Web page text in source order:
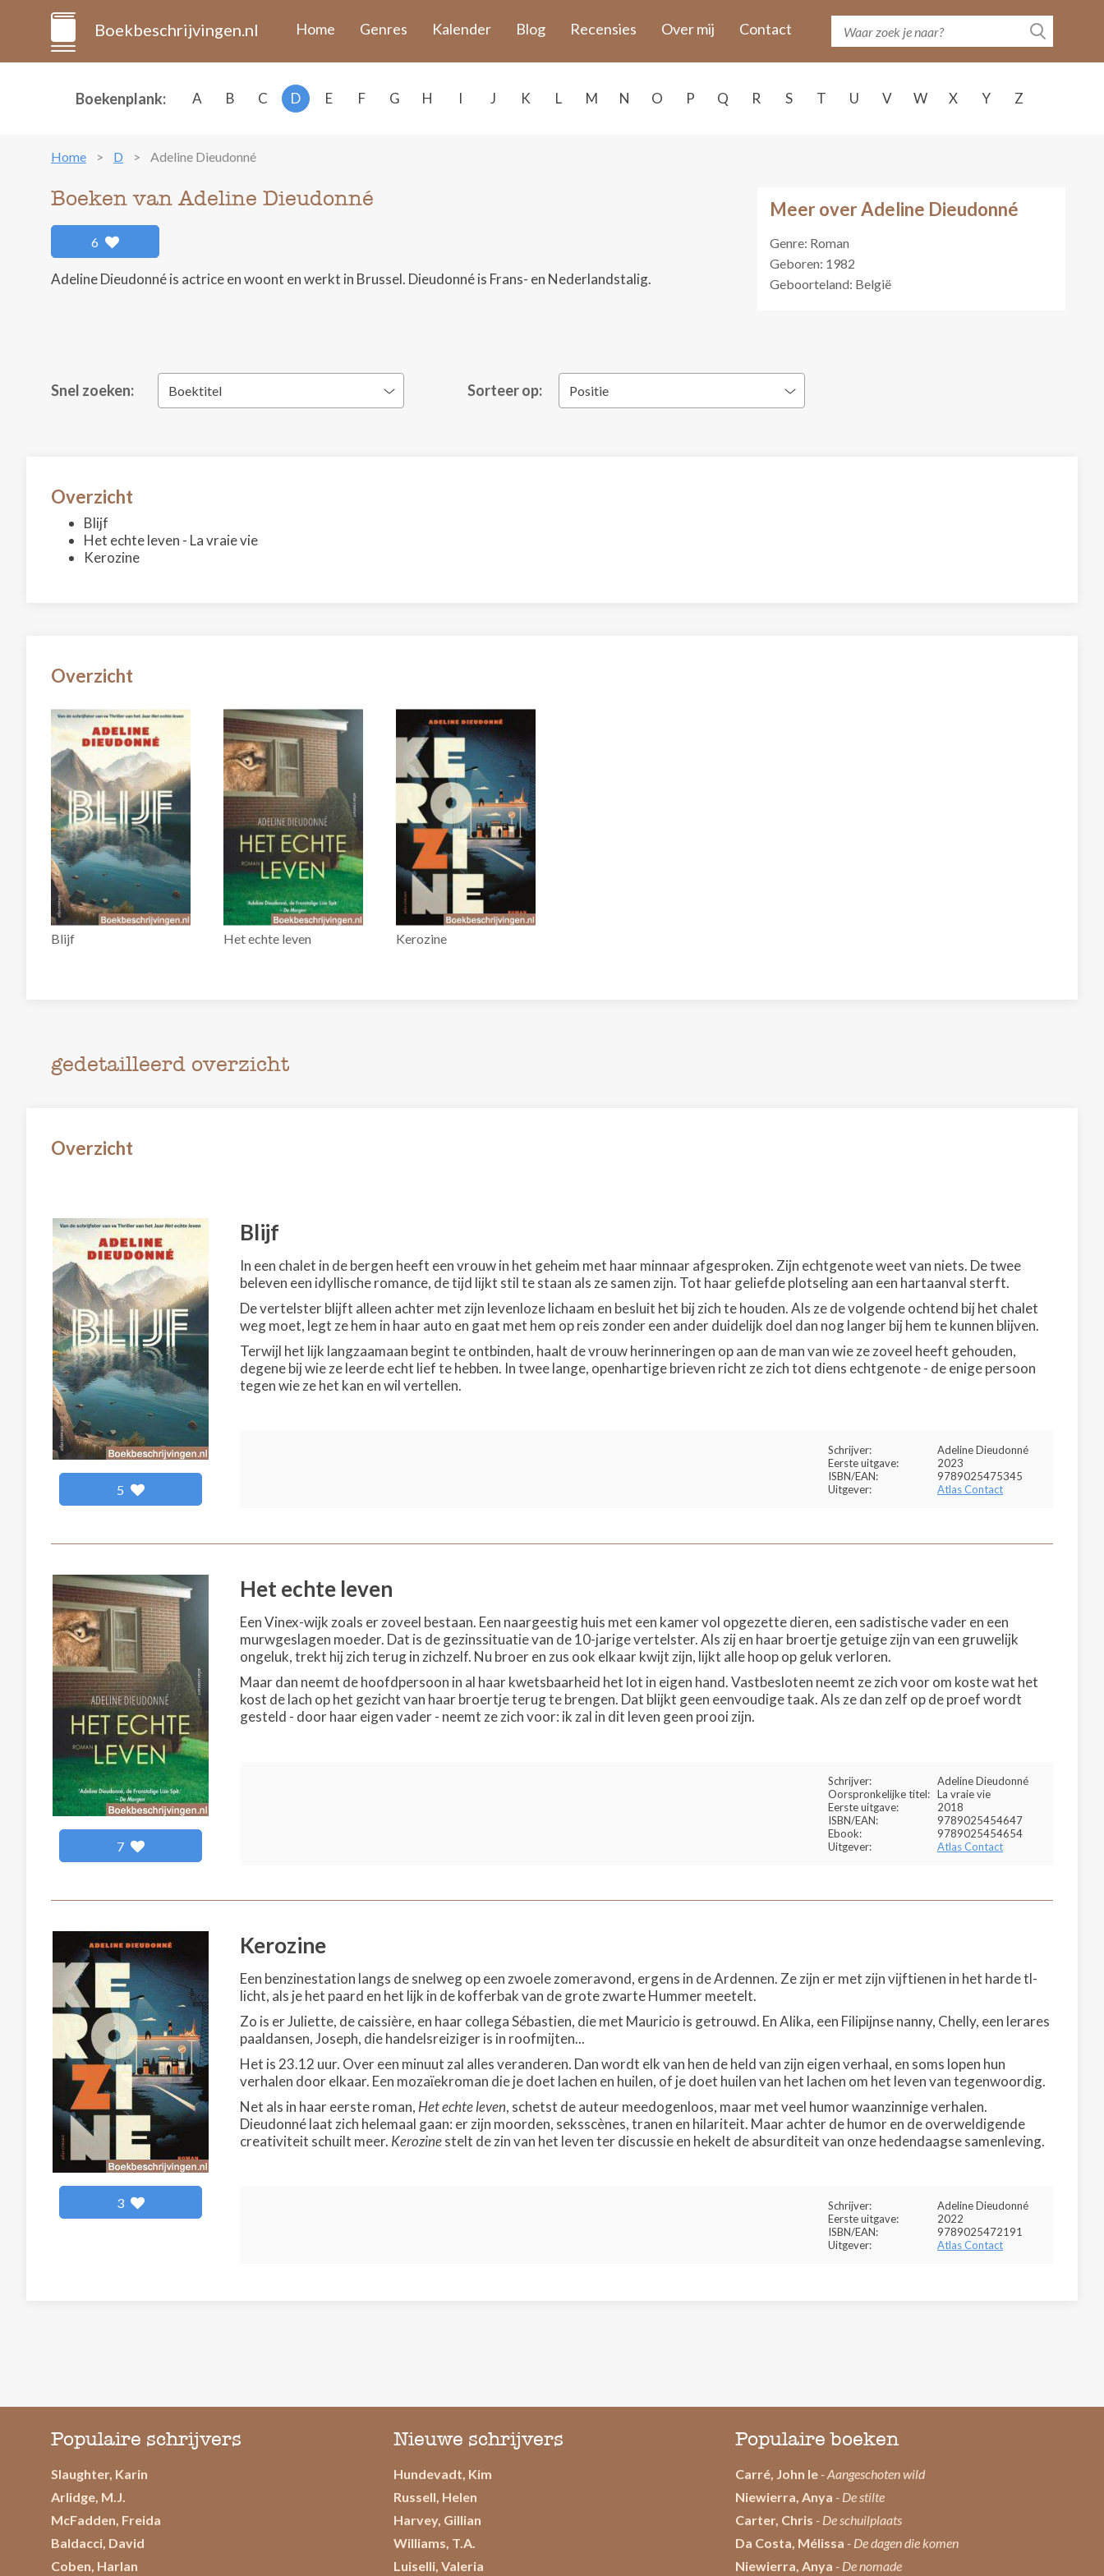
Boekbeschrijvingen.nl Home Genres Kalender Blog Recensies Over mij Contact
Boekenplank: A B C D E F G H I J K L M N O P Q R S T U V W X Y Z
Home D Adeline Dieudonné
Meer over Adeline Dieudonné
Genre: Roman
Geboren: 1982
Geboorteland: België
Boeken van Adeline Dieudonné
6
Adeline Dieudonné is actrice en woont en werkt in Brussel. Dieudonné is Frans- en Nederlandstalig.
Snel zoeken: Boektitel Sorteer op: Positie
Overzicht
Blijf
Het echte leven - La vraie vie
Kerozine
Overzicht
Blijf Het echte leven Kerozine
gedetailleerd overzicht
Overzicht
5
Blijf
In een chalet in de bergen heeft een vrouw in het geheim met haar minnaar afgesproken. Zijn echtgenote weet van niets. De twee
beleven een idyllische romance, de tijd lijkt stil te staan als ze samen zijn. Tot haar geliefde plotseling aan een hartaanval sterft.
De vertelster blijft alleen achter met zijn levenloze lichaam en besluit het bij zich te houden. Als ze de volgende ochtend bij het chalet
weg moet, legt ze hem in haar auto en gaat met hem op reis zonder een ander duidelijk doel dan nog langer bij hem te kunnen blijven.
Terwijl het lijk langzaamaan begint te ontbinden, haalt de vrouw herinneringen op aan de man van wie ze zoveel heeft gehouden,
degene bij wie ze leerde echt lief te hebben. In twee lange, openhartige brieven richt ze zich tot diens echtgenote - de enige persoon
tegen wie ze het kan en wil vertellen.
Schrijver:
Adeline Dieudonné
Eerste uitgave:
2023
ISBN/EAN:
9789025475345
Uitgever:
Atlas Contact
7
Het echte leven
Een Vinex-wijk zoals er zoveel bestaan. Een naargeestig huis met een kamer vol opgezette dieren, een sadistische vader en een
murwgeslagen moeder. Dat is de gezinssituatie van de 10-jarige vertelster. Als zij en haar broertje getuige zijn van een gruwelijk
ongeluk, trekt hij zich terug in zichzelf. Nu broer en zus ook elkaar kwijt zijn, lijkt alle hoop op geluk verloren.
Maar dan neemt de hoofdpersoon in al haar kwetsbaarheid het lot in eigen hand. Vastbesloten neemt ze zich voor om koste wat het
kost de lach op het gezicht van haar broertje terug te brengen. Dat blijkt geen eenvoudige taak. Als ze dan zelf op de proef wordt
gesteld - door haar eigen vader - neemt ze zich voor: ik zal in dit leven geen prooi zijn.
Schrijver:
Adeline Dieudonné
Oorspronkelijke titel: La vraie vie
Eerste uitgave:
2018
ISBN/EAN:
9789025454647
Ebook:
9789025454654
Uitgever:
Atlas Contact
3
Kerozine
Een benzinestation langs de snelweg op een zwoele zomeravond, ergens in de Ardennen. Ze zijn er met zijn vijftienen in het harde tl-
licht, als je het paard en het lijk in de kofferbak van de grote zwarte Hummer meetelt.
Zo is er Juliette, de caissière, en haar collega Sébastien, die met Mauricio is getrouwd. En Alika, een Filipijnse nanny, Chelly, een lerares
paaldansen, Joseph, die handelsreiziger is in roofmijten...
Het is 23.12 uur. Over een minuut zal alles veranderen. Dan wordt elk van hen de held van zijn eigen verhaal, en soms lopen hun
verhalen door elkaar. Een mozaïekroman die je doet lachen en huilen, of je doet huilen van het lachen om het leven van tegenwoordig.
Net als in haar eerste roman, Het echte leven, schetst de auteur meedogenloos, maar met veel humor waanzinnige verhalen.
Dieudonné laat zich helemaal gaan: er zijn moorden, seksscènes, tranen en hilariteit. Maar achter de humor en de overweldigende
creativiteit schuilt meer. Kerozinestelt de zin van het leven ter discussie en hekelt de absurditeit van onze hedendaagse samenleving.
Schrijver:
Adeline Dieudonné
Eerste uitgave:
2022
ISBN/EAN:
9789025472191
Uitgever:
Atlas Contact
Populaire schrijvers
Slaughter, Karin
Arlidge, M.J.
McFadden, Freida
Baldacci, David
Coben, Harlan
Nieuwe schrijvers
Hundevadt, Kim
Russell, Helen
Harvey, Gillian
Williams, T.A.
Luiselli, Valeria
Populaire boeken
Carré, John le - Aangeschoten wild
Niewierra, Anya - De stilte
Carter, Chris - De schuilplaats
Da Costa, Mélissa - De dagen die komen
Niewierra, Anya - De nomade